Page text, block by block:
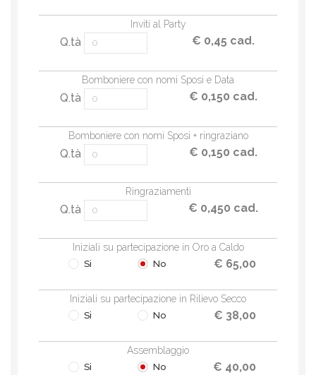
Inviti al Party
Q.tà € 0,45 cad.
Bomboniere con nomi Sposi e Data
Q.tà € 0,150 cad.
Bomboniere con nomi Sposi + ringraziano
Q.tà € 0,150 cad.
Ringraziamenti
Q.tà € 0,450 cad.
Iniziali su partecipazione in Oro a Caldo
Si No € 65,00
Iniziali su partecipazione in Rilievo Secco
Si No € 38,00
Assemblaggio
Si No € 40,00